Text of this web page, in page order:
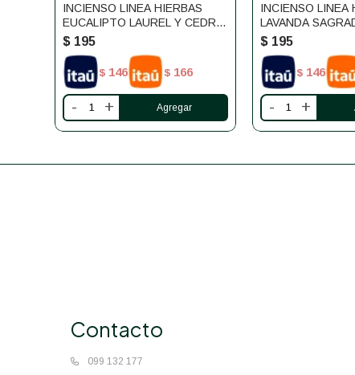
INCIENSO LINEA HIERBAS
EUCALIPTO LAUREL Y CEDRO
SAGRADA MADRE
$ 195
$ 146 $ 166
- +
INCIENSO LINEA
LAVANDA
$ 195
$ 146
- +
Contacto
099 132 177